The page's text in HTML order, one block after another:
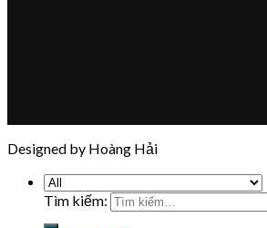
Designed by Hoàng Hải
Tìm kiếm: